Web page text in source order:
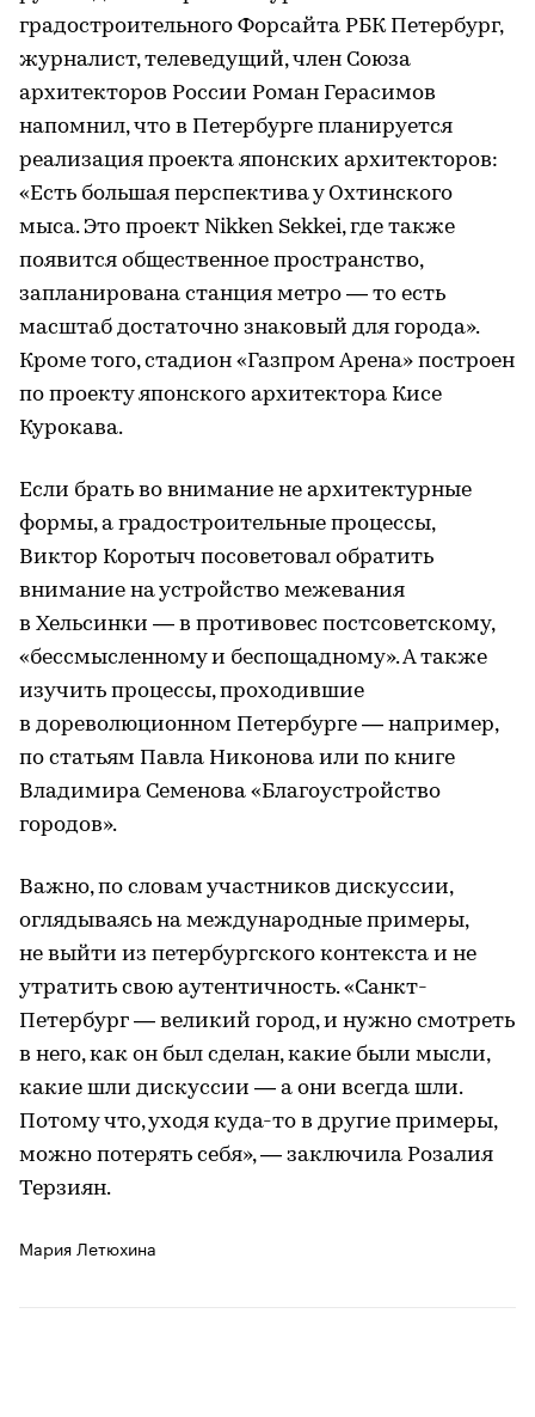
градостроительного Форсайта РБК Петербург,
журналист, телеведущий, член Союза
архитекторов России Роман Герасимов
напомнил, что в Петербурге планируется
реализация проекта японских архитекторов:
«Есть большая перспектива у Охтинского
мыса. Это проект Nikken Sekkei, где также
появится общественное пространство,
запланирована станция метро — то есть
масштаб достаточно знаковый для города».
Кроме того, стадион «Газпром Арена» построен
по проекту японского архитектора Кисе
Курокава.
Если брать во внимание не архитектурные
формы, а градостроительные процессы,
Виктор Коротыч посоветовал обратить
внимание на устройство межевания
в Хельсинки — в противовес постсоветскому,
«бессмысленному и беспощадному». А также
изучить процессы, проходившие
в дореволюционном Петербурге — например,
по статьям Павла Никонова или по книге
Владимира Семенова «Благоустройство
городов».
Важно, по словам участников дискуссии,
оглядываясь на международные примеры,
не выйти из петербургского контекста и не
утратить свою аутентичность. «Санкт-
Петербург — великий город, и нужно смотреть
в него, как он был сделан, какие были мысли,
какие шли дискуссии — а они всегда шли.
Потому что, уходя куда-то в другие примеры,
можно потерять себя», — заключила Розалия
Терзиян.
Мария Летюхина